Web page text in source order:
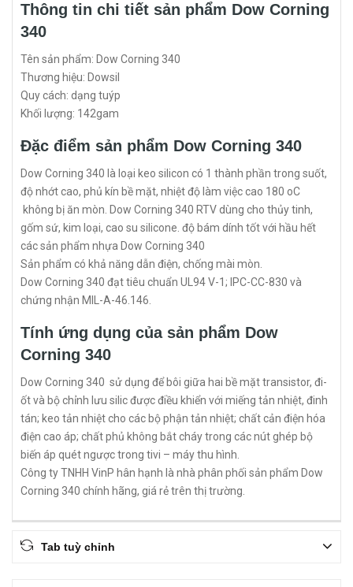
Thông tin chi tiết sản phẩm Dow Corning
340
Tên sản phẩm: Dow Corning 340
Thương hiệu: Dowsil
Quy cách: dạng tuýp
Khối lượng: 142gam
Đặc điểm sản phẩm Dow Corning 340
Dow Corning 340 là loại keo silicon có 1 thành phần trong suốt,
độ nhớt cao, phủ kín bề mặt, nhiệt độ làm việc cao 180 oC
không bị ăn mòn. Dow Corning 340 RTV dùng cho thủy tinh,
gốm sứ, kim loại, cao su silicone. độ bám dính tốt với hầu hết
các sản phẩm nhựa Dow Corning 340
Sản phẩm có khả năng dẫn điện, chống mài mòn.
Dow Corning 340 đạt tiêu chuẩn UL94 V-1; IPC-CC-830 và
chứng nhận MIL-A-46.146.
Tính ứng dụng của sản phẩm Dow
Corning 340
​​​​Dow Corning 340 sử dụng để bôi giữa hai bề mặt transistor, đi-
ốt và bộ chỉnh lưu silic được điều khiển với miếng tản nhiệt, đinh
tán; keo tản nhiệt cho các bộ phận tản nhiệt; chất cản điện hóa
điện cao áp; chất phủ không bắt cháy trong các nút ghép bộ
biến áp quét ngược trong tivi – máy thu hình.
Công ty TNHH VinP hân hạnh là nhà phân phối sản phẩm Dow
Corning 340 chính hãng, giá rẻ trên thị trường.
Tab tuỳ chỉnh